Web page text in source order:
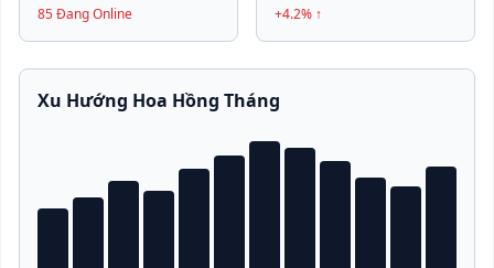
85 Đang Online +4.2% ↑
Xu Hướng Hoa Hồng Tháng